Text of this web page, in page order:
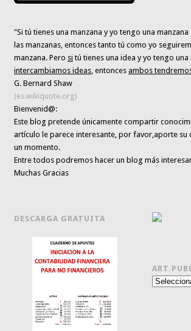
"Si tú tienes una manzana y yo tengo una
las manzanas, entonces tanto tú como yo
manzana. Pero si tú tienes una idea y yo tengo una
intercambiamos ideas , entoncesambos
G. Bernard Shaw
(es.wikiquote.org)
Bienvenid@:
Este blog pretende únicamentecompartir
artículo le parece interesante,por favor,aporte su
un momento.
Entre todos podremos hacer un blog más
Muchas Gracias
DESCARGA GRATUITA